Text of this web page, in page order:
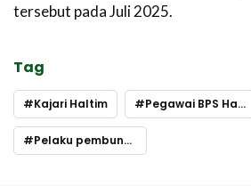
tersebut pada Juli 2025.
Tag
Kajari Haltim Pegawai BPS Haltim
Pelaku pembunuhan